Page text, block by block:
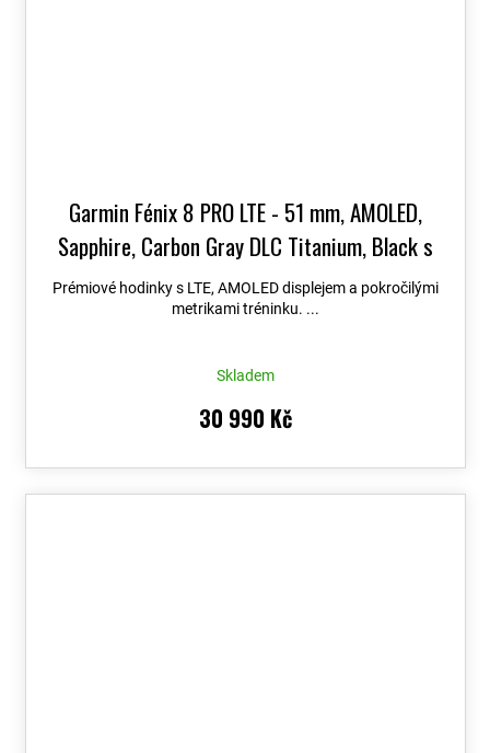
Garmin Fénix 8 PRO LTE - 51 mm, AMOLED,
Sapphire, Carbon Gray DLC Titanium, Black s
Chestnut koženým řemínkem 010-03199-40+
možnost výměny do 90 dní + Topo Czech PRO
Prémiové hodinky s LTE, AMOLED displejem a pokročilými
metrikami tréninku. ...
Skladem
30 990 Kč